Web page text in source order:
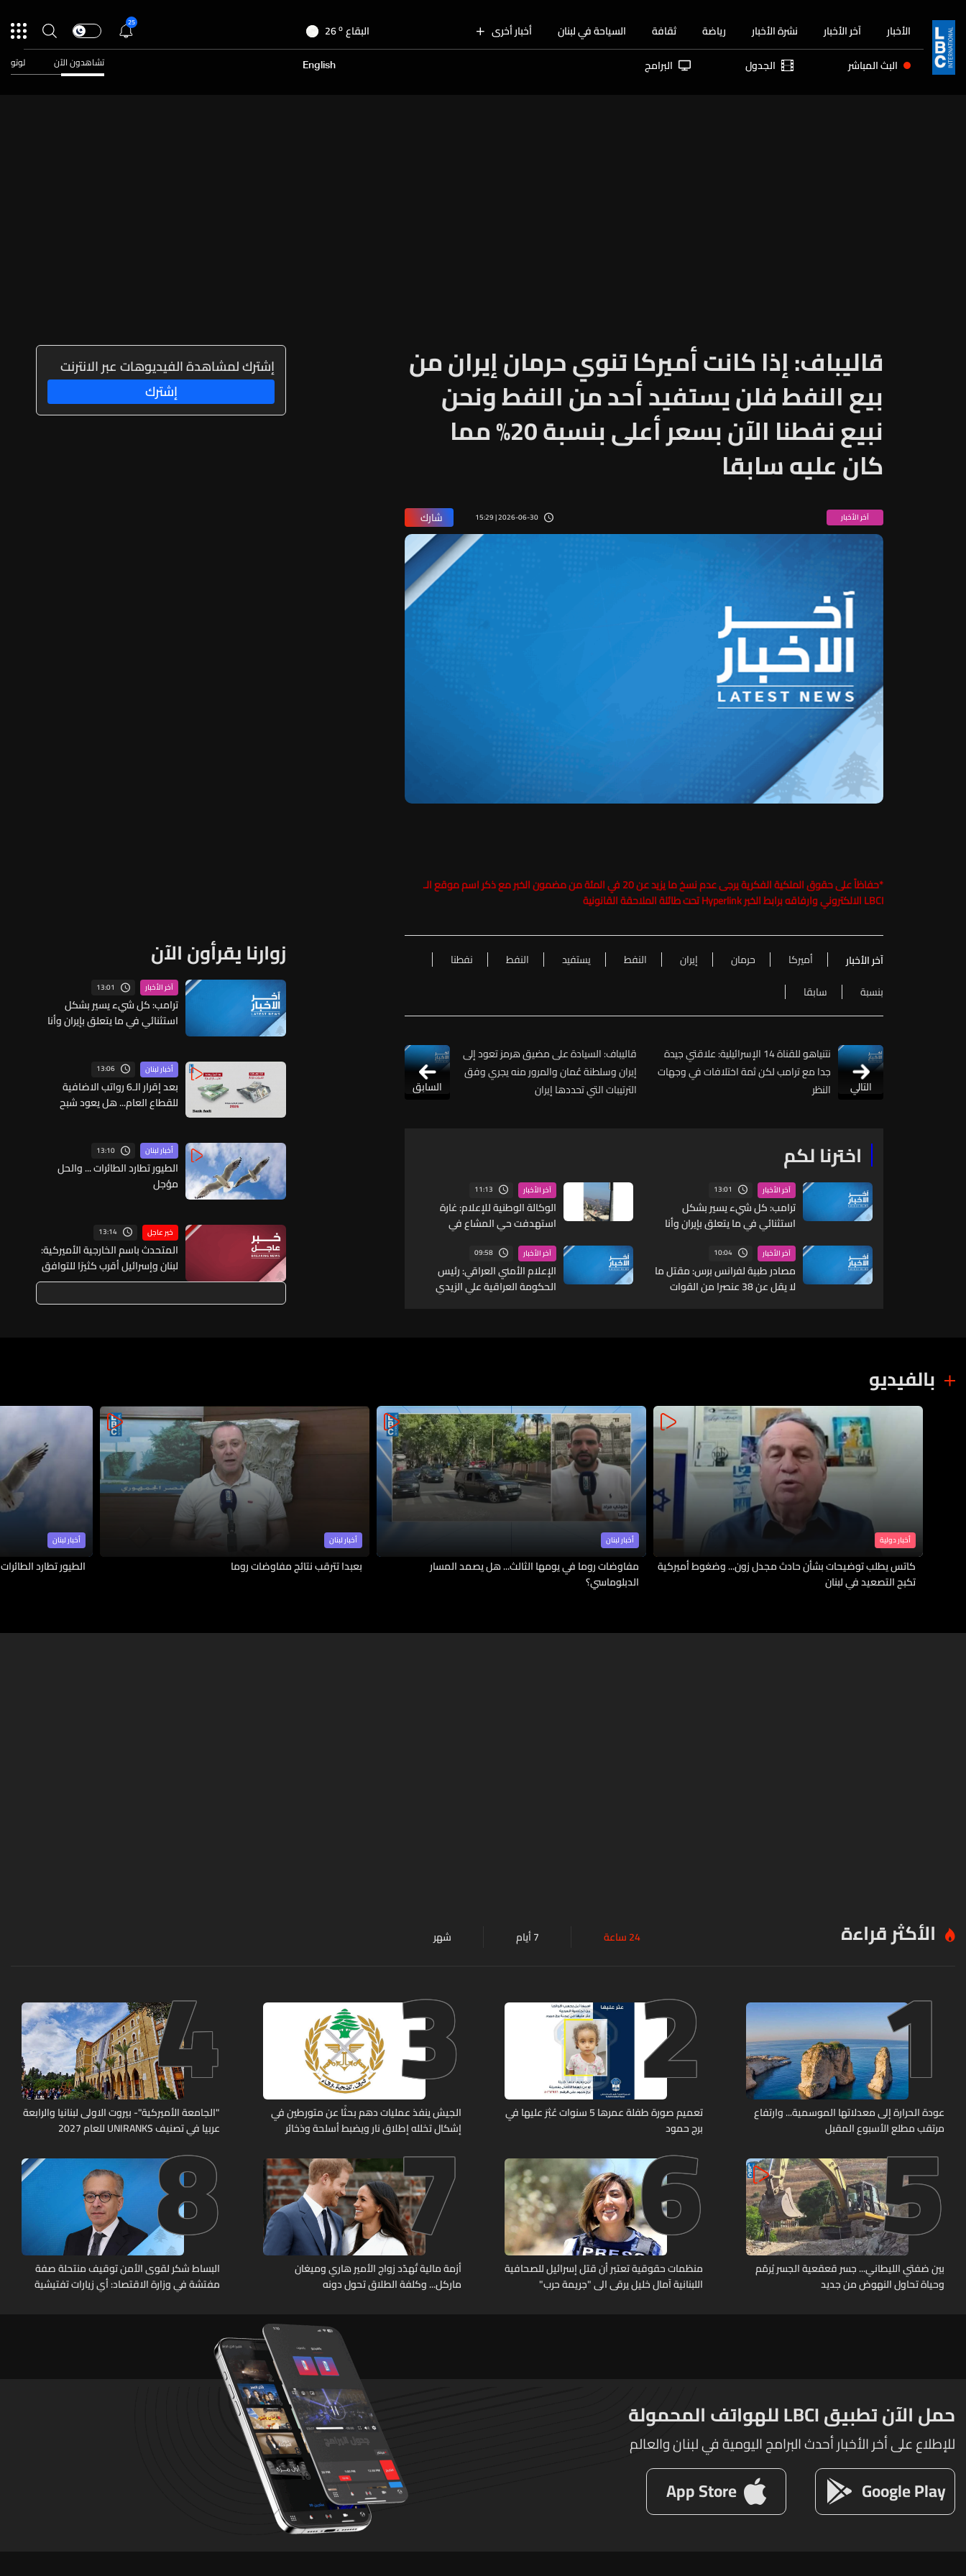
الأخبار آخر الأخبار نشرة الأخبار رياضة ثقافة السياحة في لبنان أخبار أخرى البقاع 26o
الجنوب 27o
28
25
البث المباشر الجدول البرامج English تشاهدون الآن لوتو
قاليباف: إذا كانت أميركا تنوي حرمان إيران من
بيع النفط فلن يستفيد أحد من النفط ونحن
نبيع نفطنا الآن بسعر أعلى بنسبة 20% مما
كان عليه سابقا
آخر الأخبار 2026-06-30 | 15:29 شارك
*
حفاظاً على حقوق الملكية الفكرية يرجى عدم نسخ ما يزيد عن 20 في المئة من مضمون الخبر مع ذكر اسم موقع الـ
LBCI الالكتروني وارفاقه برابط الخبر Hyperlink تحت طائلة الملاحقة القانونية
آخر الأخبار أميركا حرمان إيران النفط يستفيد النفط
نفطنا
بنسبة
سابقا
التالي
نتنياهو للقناة 14 الإسرائيلية: علاقتي جيدة
جدا مع ترامب لكن ثمة اختلافات في وجهات
النظر
قاليباف: السيادة على مضيق هرمز تعود إلى
إيران وسلطنة عُمان والمرور منه يجري وفق
الترتيبات التي تحددها إيران
السابق
اخترنا لكم
آخر الأخبار 13:01
ترامب: كل شيء يسير بشكل
استثنائي في ما يتعلق بإيران وأنا
آخر الأخبار 11:13
الوكالة الوطنية للإعلام: غارة
استهدفت حي المشاع في
آخر الأخبار 10:04
مصادر طبية لفرانس برس: مقتل ما
لا يقل عن 38 عنصرا من القوات
آخر الأخبار 09:58
الإعلام الأمني العراقي: رئيس
الحكومة العراقية علي الزيدي
إشترك لمشاهدة الفيديوهات عبر الانترنت
إشترك
زوارنا يقرأون الآن
آخر الأخبار 13:01
ترامب: كل شيء يسير بشكل
استثنائي في ما يتعلق بإيران وأنا
أخبار لبنان 13:06
بعد إقرار الـ6 رواتب الاضافية
للقطاع العام... هل يعود شبح
أخبار لبنان 13:10
الطيور تطارد الطائرات ... والحل
مؤجل
خبر عاجل 13:14
المتحدث باسم الخارجية الأميركية:
لبنان وإسرائيل أقرب كثيرًا للتوافق
بشأن دفع عملية المناطق
بالفيديو
أخبار دولية
كاتس يطلب توضيحات بشأن حادث مجدل زون... وضغوط أميركية
تكبح التصعيد في لبنان
أخبار لبنان
مفاوضات روما في يومها الثالث... هل يصمد المسار
الدبلوماسي؟
أخبار لبنان
بعبدا تترقب نتائج مفاوضات روما
أخبار لبنان
الطيور تطارد
الأكثر قراءة 24 ساعة 7 أيام شهر 1
عودة الحرارة إلى معدلاتها الموسمية... وارتفاع
مرتقب مطلع الأسبوع المقبل
2
تعميم صورة طفلة عمرها 5 سنوات عُثِرَ عليها في
برج حمود
3
الجيش ينفذ عمليات دهم بحثًا عن متورطين في
إشكال تخلله إطلاق نار ويضبط أسلحة وذخائر
4
"الجامعة الأميركية"- بيروت الاولى لبنانيا والرابعة
عربيا في تصنيف UNIRANKS للعام 2027
5
بين ضفتي الليطاني... جسر قعقعية الجسر يُرمّم
وحياة تحاول النهوض من جديد
6
منظمات حقوقية تعتبر أن قتل إسرائيل للصحافية
اللبنانية آمال خليل يرقى الى "جريمة حرب"
7
أزمة مالية تُهدّد زواج الأمير هاري وميغان
ماركل... وكلفة الطلاق تحول دونه
8
البساط شكر لقوى الأمن توقيف منتحلة صفة
مفتشة في وزارة الاقتصاد: أي زيارات تفتيشية
حمل الآن تطبيق LBCI للهواتف المحمولة
للإطلاع على أخر الأخبار أحدث البرامج اليومية في لبنان والعالم
Google Play
App Store